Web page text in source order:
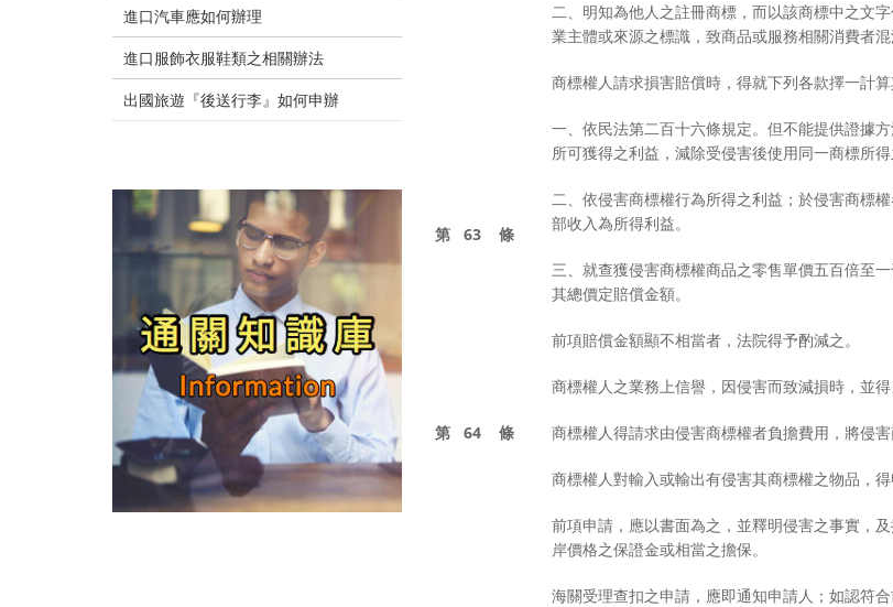
進口汽車應如何辦理
進口服飾衣服鞋類之相關辦法
出國旅遊『後送行李』如何申辦
二、明知為他人之註冊商標，而以該商標中之文
業主體或來源之標識，致商品或服務相關消費者混
第 63 條
商標權人請求損害賠償時，得就下列各款擇
一、依民法第二百十六條規定。但不能提供證據
所可獲得之利益，減除受侵害後使用同一
二、依侵害商標權行為所得之利益；於侵害商標
部收入為所得利益。
三、就查獲侵害商標權商品之零售單價五百倍至
其總價定賠償金額。
前項賠償金額顯不相當者，法院得予
商標權人之業務上信譽，因侵害而致減損時，並得
第 64 條 商標權人得請求由侵害商標權者負擔費用，將侵
商標權人對輸入或輸出有侵害其商標權之物品，得
前項申請，應以書面為之，並釋明侵害之事實，
岸價格之保證金或相當之擔保。
海關受理查扣之申請，應即通知申請人；如認符